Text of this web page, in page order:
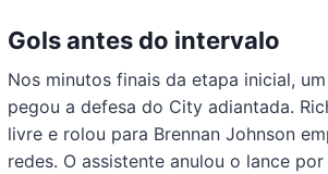
Gols antes do intervalo
Nos minutos finais da etapa inicial,
pegou a defesa do City adiantada.
livre e rolou para Brennan Johnson
redes. O assistente anulou o lance